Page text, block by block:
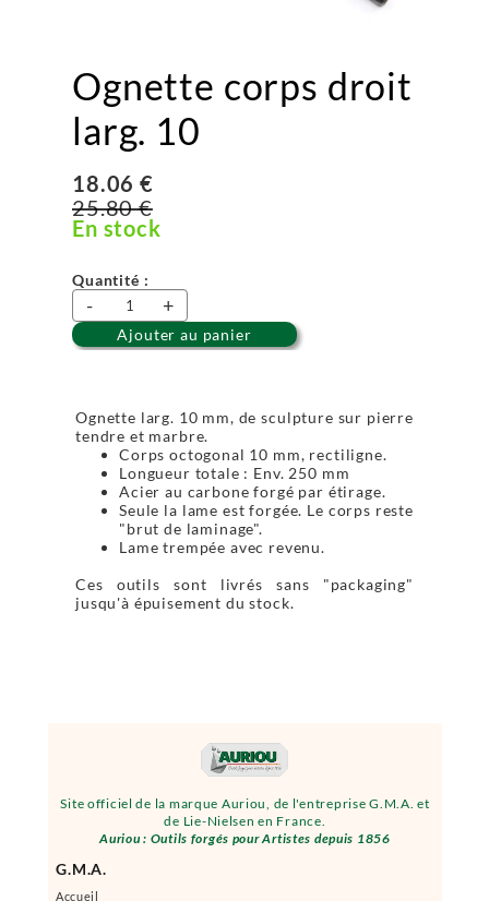
Site officiel de la marque Auriou, de l'entreprise G.M.A. et
de Lie-Nielsen en France.
Auriou : Outils forgés pour Artistes depuis 1856
G.M.A.
Accueil
Ognette corps droit
larg. 10
18.06 €
25.80 €
En stock
Quantité :
- +
Ajouter au panier
Ognette larg. 10 mm, de sculpture sur pierre
tendre et marbre.
Corps octogonal 10 mm, rectiligne.
Longueur totale : Env. 250 mm
Acier au carbone forgé par étirage.
Seule la lame est forgée. Le corps reste
"brut de laminage".
Lame trempée avec revenu.
Ces outils sont livrés sans "packaging"
jusqu'à épuisement du stock.